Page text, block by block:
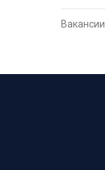
Вакансии